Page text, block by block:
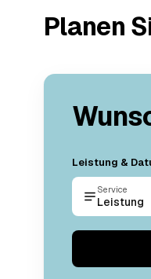
Planen
Leistung &
Service
Leistung